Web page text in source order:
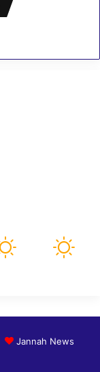
Jannah News